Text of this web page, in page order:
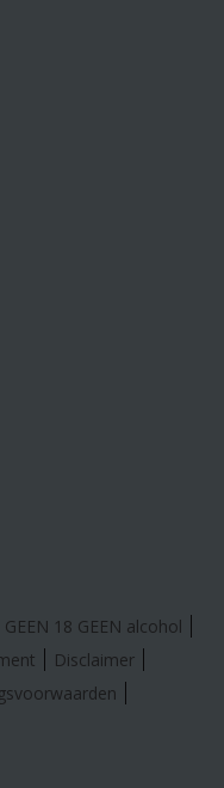
GEEN 18 GEEN alcohol
Disclaimer